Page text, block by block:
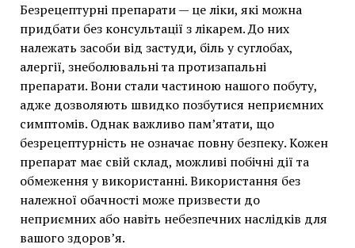
Безрецептурні препарати — це ліки, які можна
придбати без консультації з лікарем. До них
належать засоби від застуди, біль у суглобах,
алергії, знеболювальні та протизапальні
препарати. Вони стали частиною нашого побуту,
адже дозволяють швидко позбутися неприємних
симптомів. Однак важливо пам’ятати, що
безрецептурність не означає повну безпеку. Кожен
препарат має свій склад, можливі побічні дії та
обмеження у використанні. Використання без
належної обачності може призвести до
неприємних або навіть небезпечних наслідків для
вашого здоров’я.